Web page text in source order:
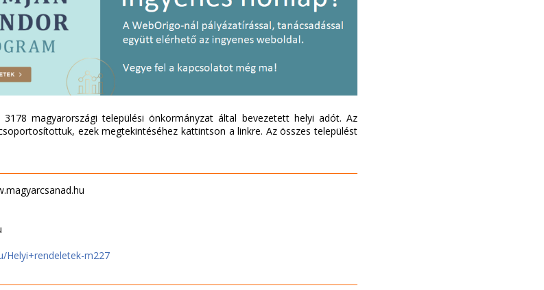
magyarországi települési önkormányzat által bevezetett helyi adót. Az
ezek megtekintéséhez kattintson a linkre. Az összes települést
Helyi+rendeletek-m227